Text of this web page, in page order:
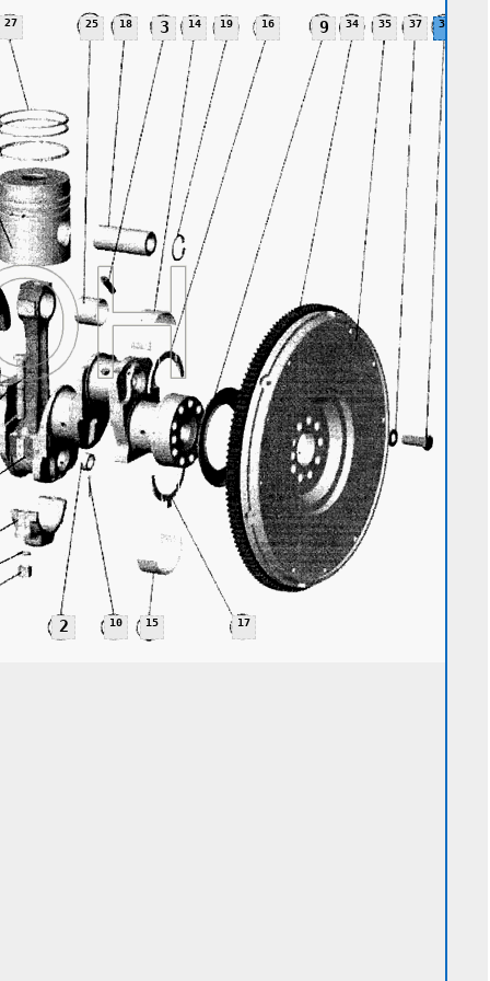
2
3 9
10
14
15
16
17
18 19
25
27 34 35 36
37